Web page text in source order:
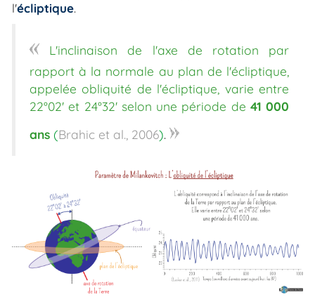
l'écliptique.
«
L'inclinaison de l'axe de rotation par
rapport à la normale au plan de l'écliptique,
appelée obliquité de l'écliptique, varie entre
22°02' et 24°32' selon une période de 41 000
ans (Brahic et al., 2006). »